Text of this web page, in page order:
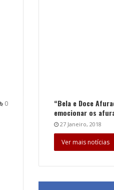
0
“Bela e Doce
emocionar os
27 Janeiro, 2018
Ver mais notícias